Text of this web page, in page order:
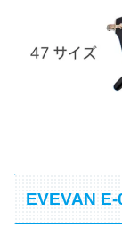
EVEVAN E-